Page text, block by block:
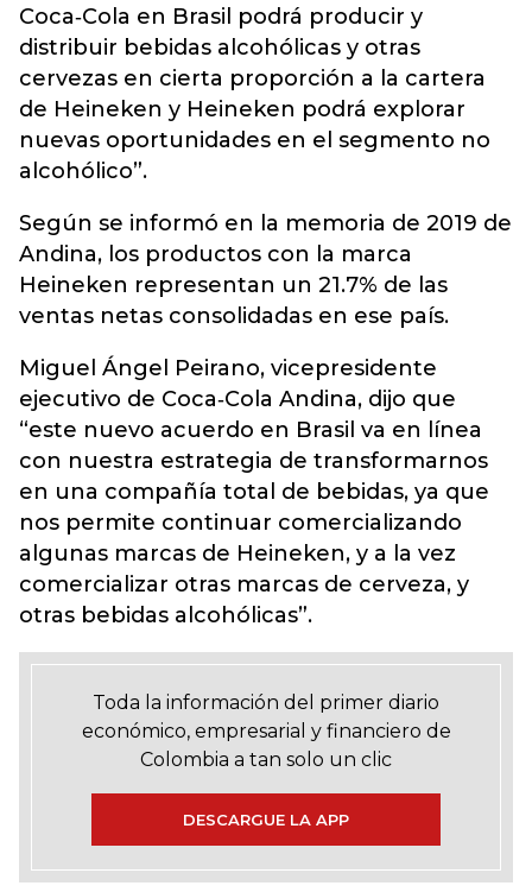
Coca‐Cola en Brasil podrá producir y
distribuir bebidas alcohólicas y otras
cervezas en cierta proporción a la cartera
de Heineken y Heineken podrá explorar
nuevas oportunidades en el segmento no
alcohólico”.
Según se informó en la memoria de 2019 de
Andina, los productos con la marca
Heineken representan un 21.7% de las
ventas netas consolidadas en ese país.
Miguel Ángel Peirano, vicepresidente
ejecutivo de Coca‐Cola Andina, dijo que
“este nuevo acuerdo en Brasil va en línea
con nuestra estrategia de transformarnos
en una compañía total de bebidas, ya que
nos permite continuar comercializando
algunas marcas de Heineken, y a la vez
comercializar otras marcas de cerveza, y
otras bebidas alcohólicas”.
Toda la información del primer diario
económico, empresarial y financiero de
Colombia a tan solo un clic
DESCARGUE LA APP